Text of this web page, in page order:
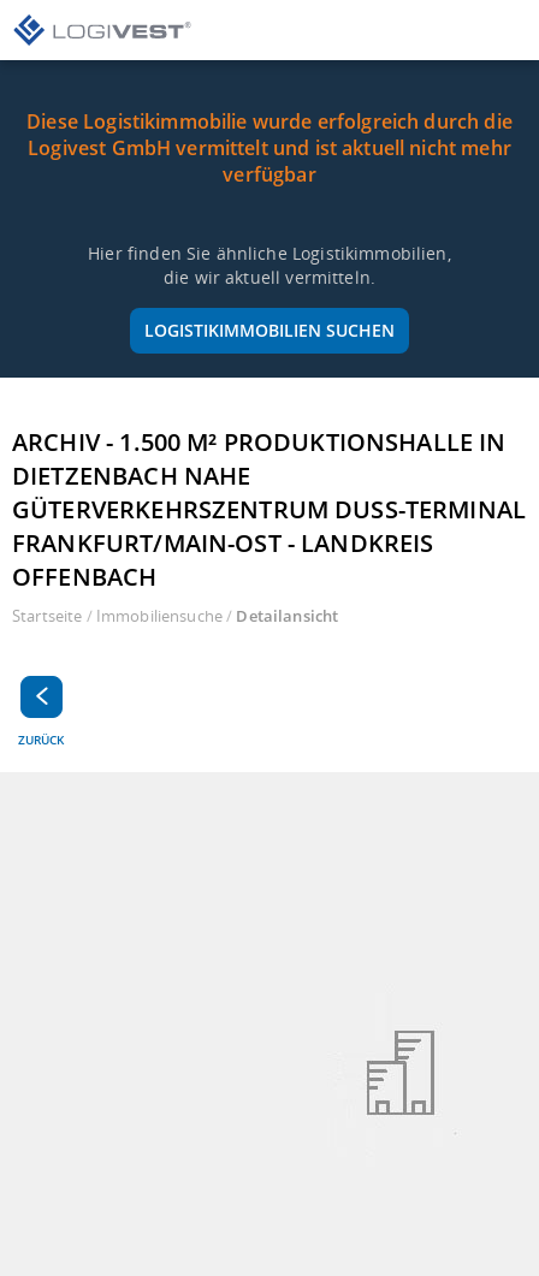
Diese Logistikimmobilie wurde erfolgreich durch die
Logivest GmbH vermittelt und ist aktuell nicht mehr
verfügbar
Hier finden Sie ähnliche Logistikimmobilien,
die wir aktuell vermitteln.
LOGISTIKIMMOBILIEN SUCHEN
ARCHIV - 1.500 M² PRODUKTIONSHALLE IN
DIETZENBACH NAHE
GÜTERVERKEHRSZENTRUM DUSS-TERMINAL
FRANKFURT/MAIN-OST - LANDKREIS
OFFENBACH
Startseite / Immobiliensuche/ Detailansicht
ZURÜCK